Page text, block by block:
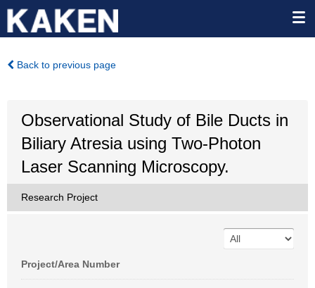
Back to previous page
Observational Study of Bile Ducts in
Biliary Atresia using Two-Photon
Laser Scanning Microscopy.
Research Project
Project/Area Number